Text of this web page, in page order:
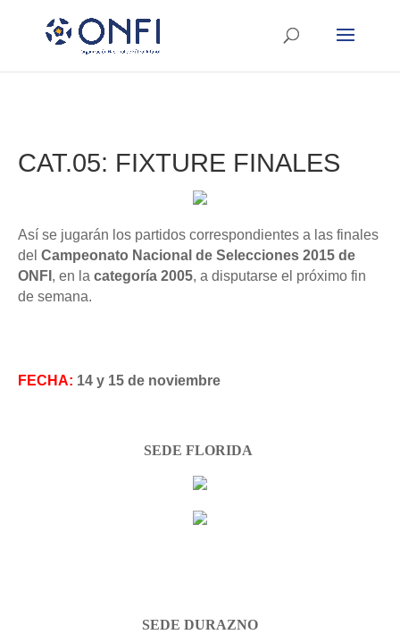
CAT.05: FIXTURE FINALES
Así se jugarán los partidos correspondientes a las finales
del Campeonato Nacional de Selecciones 2015 de
ONFI , en la categoría 2005, a disputarse el próximo fin
de semana.
FECHA: 14 y 15 de noviembre
SEDE FLORIDA
SEDE DURAZNO